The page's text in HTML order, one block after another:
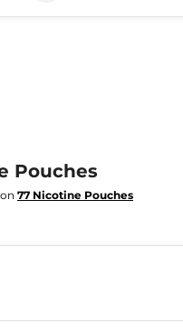
Pouches
77 Nicotine Pouches